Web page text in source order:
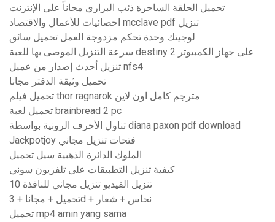
تحميل الحلقة الساحرة ذئب البراري مجاناً على الإنترنت
احصائيات للأعمال والاقتصاد mcclave pdf تنزيل
لوجيتك وحدة تحكم مزدوجة العمل تحميل سائق
سرعة التنزيل الموصى بها للعبة destiny 2 على جهاز الكمبيوتر
تنزيل أحدث إصدار من عميل nfs4
تحميل وثيقة الدفتر مجانا
تحميل فيلم thor ragnarok مترجم كامل اون لاين
تحميل لعبة brainbread 2 pc
تناول الأحرف الرونية بواسطة diana paxon pdf download
Jackpotjoy فتحات تنزيل مجاني
الملوك الدائرة الذهبية سيل تحميل
كيفية تنزيل التطبيقات على تلفزيون سوني
تنزيل الفيديو تنزيل مجاني للنافذة 10
تحميل + مجانا + 3d + نحاس + شعار
تحميل mp4 amin yang sama